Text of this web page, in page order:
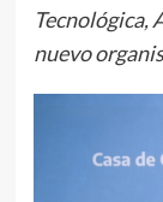
Tecnológica,
nuevo